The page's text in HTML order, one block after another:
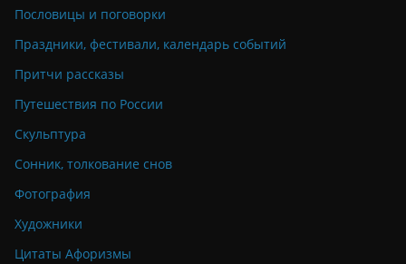
Пословицы и поговорки
Праздники, фестивали, календарь событий
Притчи рассказы
Путешествия по России
Скульптура
Сонник, толкование снов
Фотография
Художники
Цитаты Афоризмы